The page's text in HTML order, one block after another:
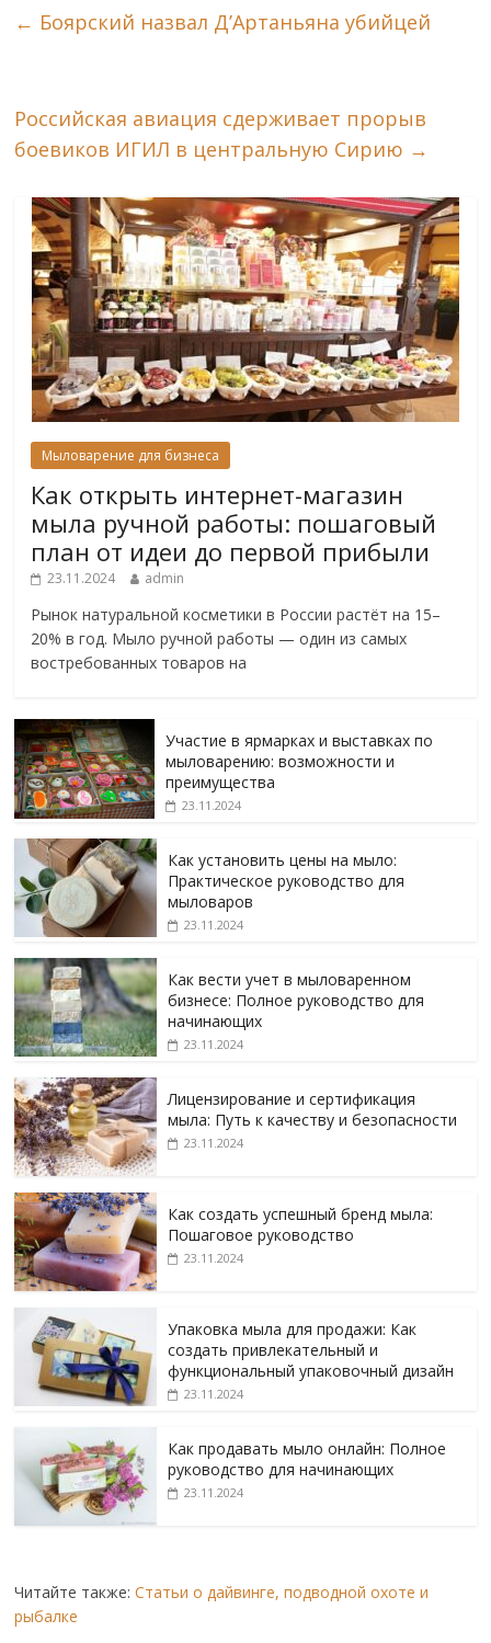
← Боярский назвал Д’Артаньяна убийцей
Российская авиация сдерживает прорыв
боевиков ИГИЛ в центральную Сирию →
Мыловарение для бизнеса
Как открыть интернет-магазин
мыла ручной работы: пошаговый
план от идеи до первой прибыли
23.11.2024 admin
Рынок натуральной косметики в России растёт на 15–
20% в год. Мыло ручной работы — один из самых
востребованных товаров на
Участие в ярмарках и выставках по
мыловарению: возможности и
преимущества
23.11.2024
Как установить цены на мыло:
Практическое руководство для
мыловаров
23.11.2024
Как вести учет в мыловаренном
бизнесе: Полное руководство для
начинающих
23.11.2024
Лицензирование и сертификация
мыла: Путь к качеству и безопасности
23.11.2024
Как создать успешный бренд мыла:
Пошаговое руководство
23.11.2024
Упаковка мыла для продажи: Как
создать привлекательный и
функциональный упаковочный дизайн
23.11.2024
Как продавать мыло онлайн: Полное
руководство для начинающих
23.11.2024
Читайте также:Статьи о дайвинге, подводной охоте и
рыбалке